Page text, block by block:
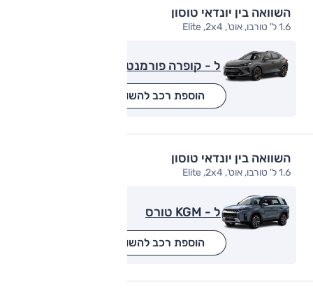
השוואה בין יונדאי טוסון
1.6 ל' טורבו, אוט', Elite ,2x4
ל - קופרה פורמנטור
הוספת רכב להשוואה
השוואה בין יונדאי טוסון
1.6 ל' טורבו, אוט', Elite ,2x4
ל - KGM טורס
הוספת רכב להשוואה